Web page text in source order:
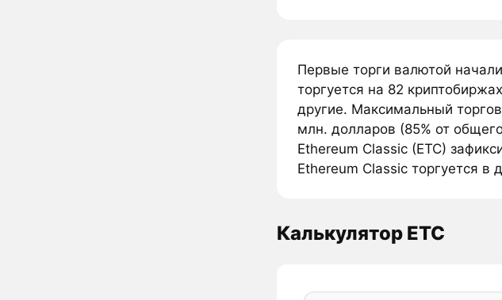
Первые торги валютой
торгуется на 82
другие. Максимальный
млн. долларов (85% от
Ethereum Classic (ETC)
Ethereum Classic торгуется в
Калькулятор ETC